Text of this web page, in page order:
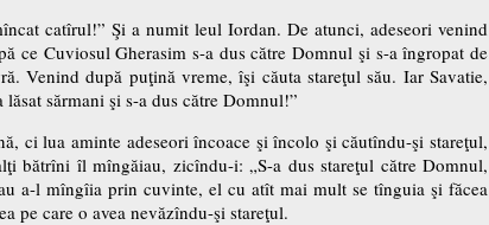
catîrul!” Şi a numit leul Iordan. De atunci, adeseori venind
ce Cuviosul Gherasim s-a dus către Domnul şi s-a îngropat de
Venind după puţină vreme, îşi căuta stareţul său. Iar Savatie,
sărmani şi s-a dus către Domnul!”
ci lua aminte adeseori încoace şi încolo şi căutîndu-şi stareţul,
bătrîni îl mîngăiau, zicîndu-i: „S-a dus stareţul către Domnul,
a-l mîngîia prin cuvinte, el cu atît mai mult se tînguia şi făcea
pe care o avea nevăzîndu-şi stareţul.